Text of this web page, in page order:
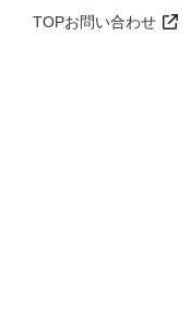
TOPお問い合わせ